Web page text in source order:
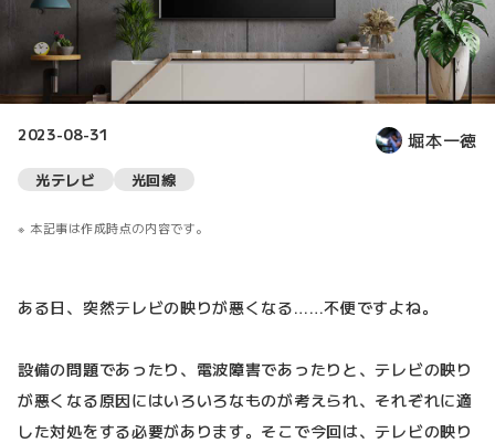
2023-08-31 堀本一徳
光テレビ 光回線
本記事は作成時点の内容です。
ある日、突然テレビの映りが悪くなる……不便ですよね。
設備の問題であったり、電波障害であったりと、テレビの映り
が悪くなる原因にはいろいろなものが考えられ、それぞれに適
した対処をする必要があります。そこで今回は、テレビの映り